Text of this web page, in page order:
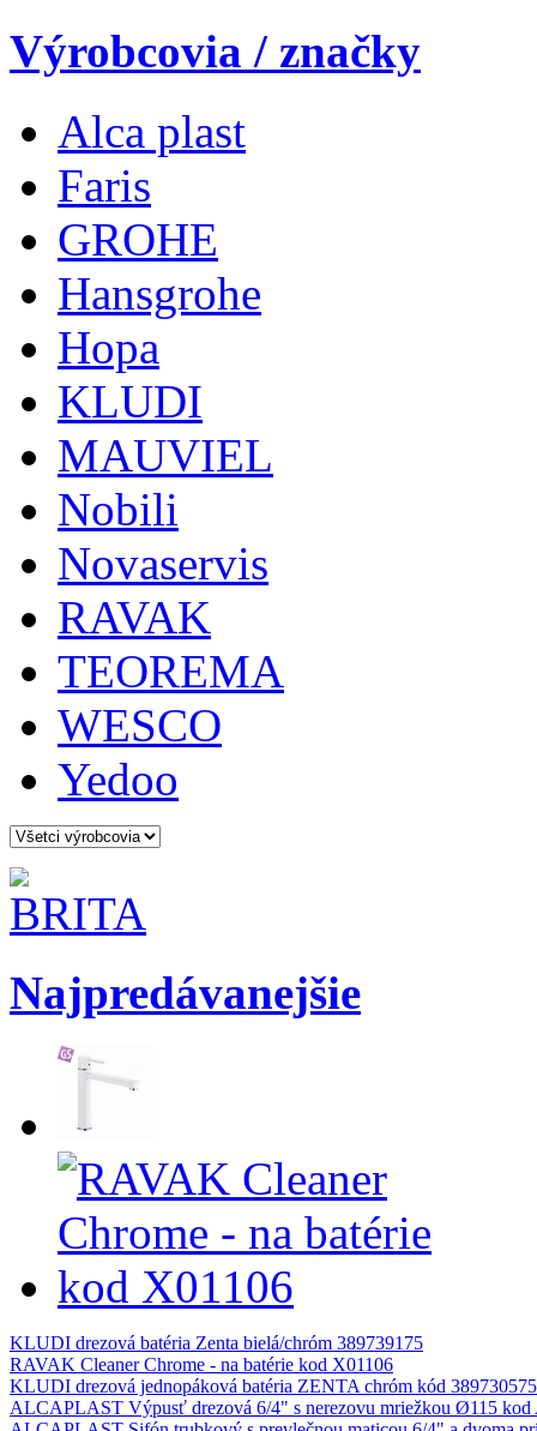
Výrobcovia / značky
Alca plast
Faris
GROHE
Hansgrohe
Hopa
KLUDI
MAUVIEL
Nobili
Novaservis
RAVAK
TEOREMA
WESCO
Yedoo
Najpredávanejšie
KLUDI drezová batéria Zenta bielá/chróm 389739175
RAVAK Cleaner Chrome - na batérie kod X01106
KLUDI drezová jednopáková batéria ZENTA chróm kód 389730575
ALCAPLAST Výpusť drezová 6/4" s nerezovu mriežkou Ø115 kod